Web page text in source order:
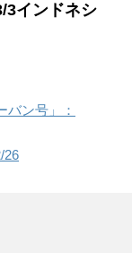
3インドネシ
バン号」：
26